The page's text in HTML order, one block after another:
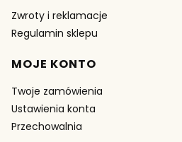
Zwroty i reklamacje
Regulamin sklepu
MOJE KONTO
Twoje zamówienia
Ustawienia konta
Przechowalnia